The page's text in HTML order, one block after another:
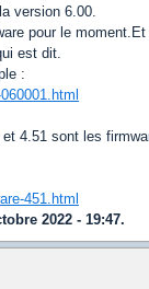
version 6.00.
pour le
est dit.
:
et 4.51 sont les
451.html
2022 - 19:47.